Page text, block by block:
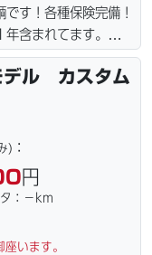
す！各種保険完備！
含まれてます。全国
！！（離島の場合は
ｗｅｂローン・カー
アまで、お気軽にお
ます。
ル カスタム
) ：
円
：－km
います。